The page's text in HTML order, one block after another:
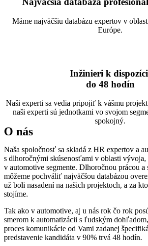
Máme najväčšiu databázu expertov v
Európe.
Inžinieri k
do 48 hodín
Naši experti sa vedia pripojiť k vášmu
naši experti sú jednotkami vo svojom
spokojný.
O nás
Naša spoločnosť sa skladá z HR expertov a
s dlhoročnými skúsenosťami v oblasti vývoja,
v automotive segmente. Dlhoročnou prácou
môžeme pochváliť najväčšou databázou
už boli nasadení na našich projektoch, a za
stojíme.
Tak ako v automotive, aj u nás rok čo rok
smerom k automatizácii s ľudským
proces komunikácie od Vami zadanej
predstavenie kandidáta v 90% trvá 48 hodín.